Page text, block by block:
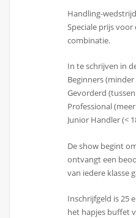
Handling-
Speciale prijs
combinatie.
In te schrijven in
Beginners
Gevorderd
Professional
Junior Handler (<
De show begint
ontvangt een
van iedere klasse
Inschrijfgeld is 25
het hapjes buffet